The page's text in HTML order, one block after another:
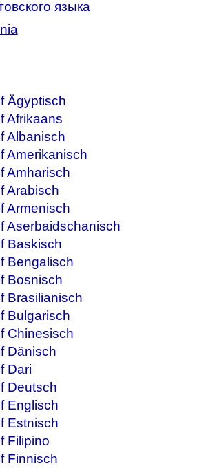
языка
Ägyptisch
Afrikaans
Albanisch
Amerikanisch
Amharisch
Arabisch
Armenisch
Aserbaidschanisch
Baskisch
Bengalisch
Bosnisch
Brasilianisch
Bulgarisch
Chinesisch
Dänisch
Dari
Deutsch
Englisch
Estnisch
Filipino
Finnisch